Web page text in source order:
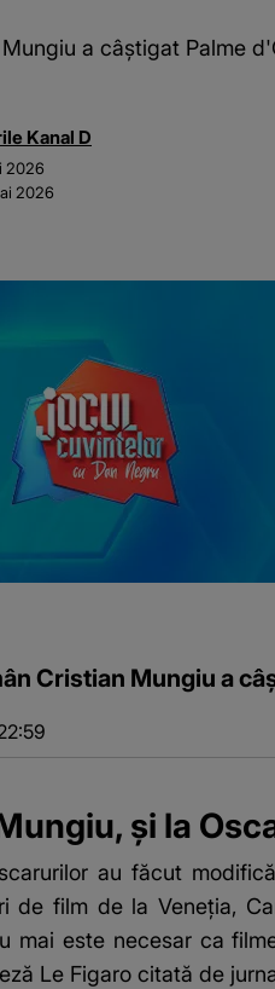
a câștigat Palme
Kanal D
2026
2026
Cristian Mungiu a
și la
au făcut
de film de la Veneţia,
mai este necesar ca
Le Figaro citată de